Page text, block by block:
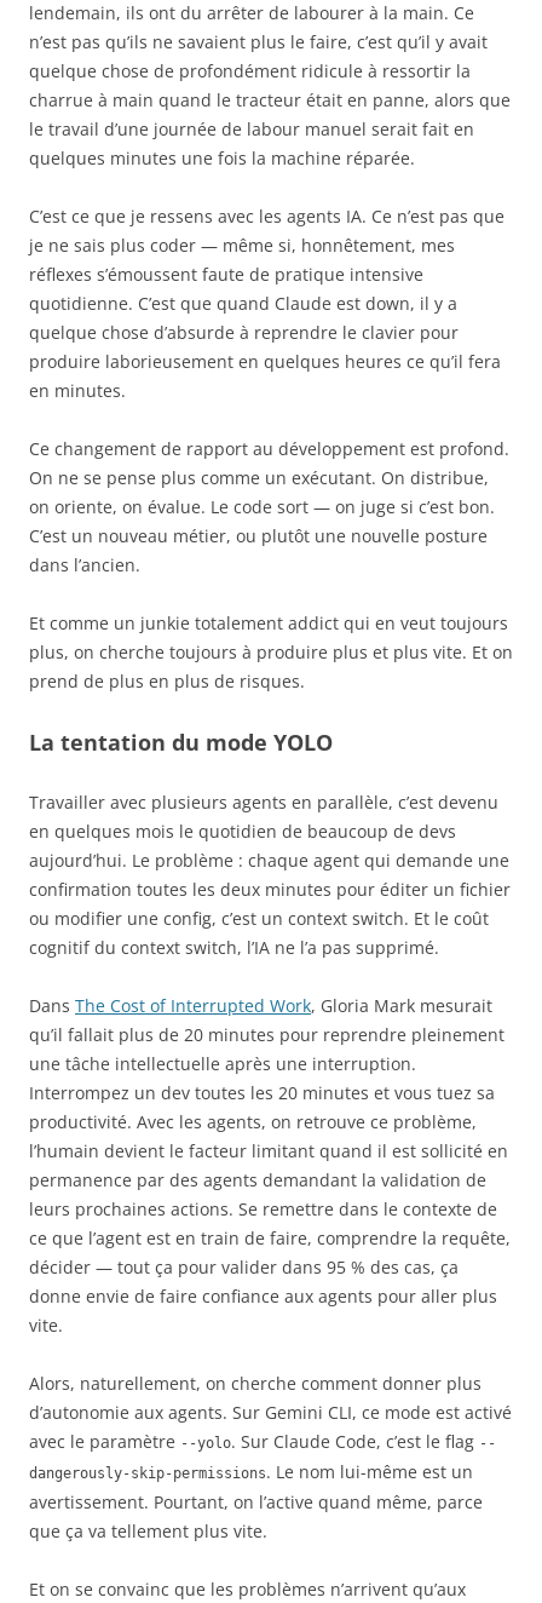
lendemain, ils ont du arrêter de labourer à la main. Ce
n’est pas qu’ils ne savaient plus le faire, c’est qu’il y avait
quelque chose de profondément ridicule à ressortir la
charrue à main quand le tracteur était en panne, alors que
le travail d’une journée de labour manuel serait fait en
quelques minutes une fois la machine réparée.
C’est ce que je ressens avec les agents IA. Ce n’est pas que
je ne sais plus coder — même si, honnêtement, mes
réflexes s’émoussent faute de pratique intensive
quotidienne. C’est que quand Claude est down, il y a
quelque chose d’absurde à reprendre le clavier pour
produire laborieusement en quelques heures ce qu’il fera
en minutes.
Ce changement de rapport au développement est profond.
On ne se pense plus comme un exécutant. On distribue,
on oriente, on évalue. Le code sort — on juge si c’est bon.
C’est un nouveau métier, ou plutôt une nouvelle posture
dans l’ancien.
Et comme un junkie totalement addict qui en veut toujours
plus, on cherche toujours à produire plus et plus vite. Et on
prend de plus en plus de risques.
La tentation du mode YOLO
Travailler avec plusieurs agents en parallèle, c’est devenu
en quelques mois le quotidien de beaucoup de devs
aujourd’hui. Le problème : chaque agent qui demande une
confirmation toutes les deux minutes pour éditer un fichier
ou modifier une config, c’est un context switch. Et le coût
cognitif du context switch, l’IA ne l’a pas supprimé.
Dans The Cost of Interrupted Work, Gloria Mark mesurait
qu’il fallait plus de 20 minutes pour reprendre pleinement
une tâche intellectuelle après une interruption.
Interrompez un dev toutes les 20 minutes et vous tuez sa
productivité. Avec les agents, on retrouve ce problème,
l’humain devient le facteur limitant quand il est sollicité en
permanence par des agents demandant la validation de
leurs prochaines actions. Se remettre dans le contexte de
ce que l’agent est en train de faire, comprendre la requête,
décider — tout ça pour valider dans 95 % des cas, ça
donne envie de faire confiance aux agents pour aller plus
vite.
Alors, naturellement, on cherche comment donner plus
d’autonomie aux agents. Sur Gemini CLI, ce mode est activé
avec le paramètre --yolo. Sur Claude Code, c’est le flag --
dangerously-skip-permissions. Le nom lui-même est un
avertissement. Pourtant, on l’active quand même, parce
que ça va tellement plus vite.
Et on se convainc que les problèmes n’arrivent qu’aux